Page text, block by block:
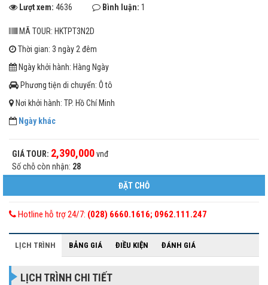
Lượt xem: 4636 Bình luận: 1
MÃ TOUR: HKTPT3N2D
Thời gian: 3 ngày 2 đêm
Ngày khởi hành: Hàng Ngày
Phương tiện di chuyển: Ô tô
Nơi khởi hành: TP. Hồ Chí Minh
Ngày khác
GIÁ TOUR: 2,390,000vnđ
Số chỗ còn nhận: 28
ĐẶT CHỖ
Hotline hỗ trợ 24/7: (028) 6660.1616; 0962.111.247
LỊCH TRÌNH BẢNG GIÁ ĐIỀU KIỆN ĐÁNH GIÁ
LỊCH TRÌNH CHI TIẾT